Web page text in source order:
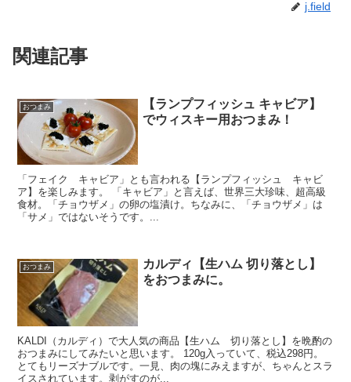
j.field
関連記事
おつまみ
【ランプフィッシュ キャビア】
でウィスキー用おつまみ！
「フェイク キャビア」とも言われる【ランプフィッシュ キャビ
ア】を楽しみます。 「キャビア」と言えば、世界三大珍味、超高級
食材。「チョウザメ」の卵の塩漬け。ちなみに、「チョウザメ」は
「サメ」ではないそうです。...
おつまみ
カルディ【生ハム 切り落とし】
をおつまみに。
KALDI（カルディ）で大人気の商品【生ハム 切り落とし】を晩酌の
おつまみにしてみたいと思います。 120g入っていて、税込298円。
とてもリーズナブルです。一見、肉の塊にみえますが、ちゃんとスラ
イスされています。剥がすのが...